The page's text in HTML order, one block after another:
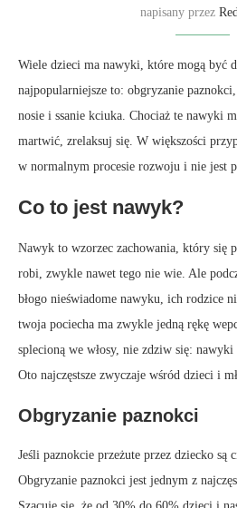
napisany przez
Wiele dzieci ma nawyki, które mogą być
najpopularniejsze to: obgryzanie
nosie i ssanie kciuka. Chociaż te nawyki
martwić, zrelaksuj się. W większości
w normalnym procesie rozwoju i nie jest
Co to jest nawyk?
Nawyk to wzorzec zachowania, który się
robi, zwykle nawet tego nie wie. Ale
błogo nieświadome nawyku, ich rodzice
twoja pociecha ma zwykle jedną rękę
splecioną we włosy, nie zdziw się:
Oto najczęstsze zwyczaje wśród dzieci i
Obgryzanie paznokci
Jeśli paznokcie przeżute przez dziecko są
Obgryzanie paznokci jest jednym z